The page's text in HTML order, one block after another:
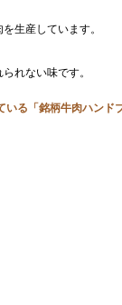
生産しています。
れない味です。
いる「銘柄牛肉ハンド